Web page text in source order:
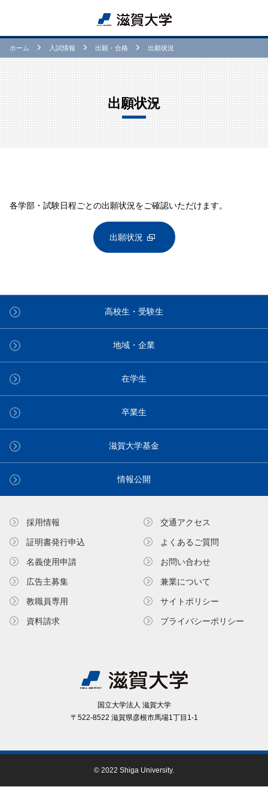
ホーム ⼊試情報 出願・合格 出願状況
出願状況
各学部・試験日程ごとの出願状況をご確認いただけます。
出願状況
高校生・受験生
地域・企業
在学生
卒業生
滋賀大学基金
情報公開
国⽴⼤学法⼈ 滋賀⼤学
〒522-8522 滋賀県彦根市⾺場1丁⽬1-1
採用情報
証明書発⾏申込
名義使⽤申請
広告主募集
教職員専⽤
資料請求
交通アクセス
よくあるご質問
お問い合わせ
兼業について
サイトポリシー
プライバシーポリシー
© 2022 Shiga University.